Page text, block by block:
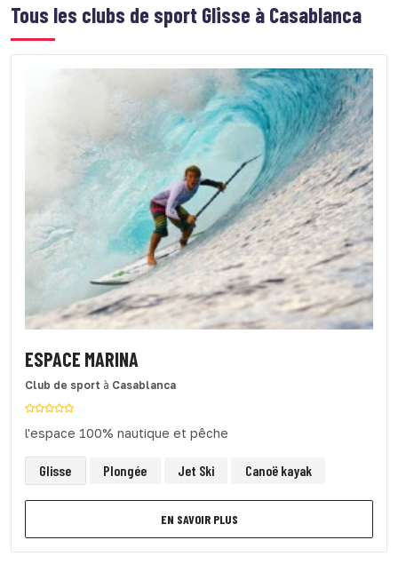
Tous les clubs de sport Glisse à Casablanca
ESPACE MARINA
Club de sport à Casablanca
l'espace 100% nautique et pêche
Glisse Plongée Jet Ski Canoë kayak
EN SAVOIR PLUS